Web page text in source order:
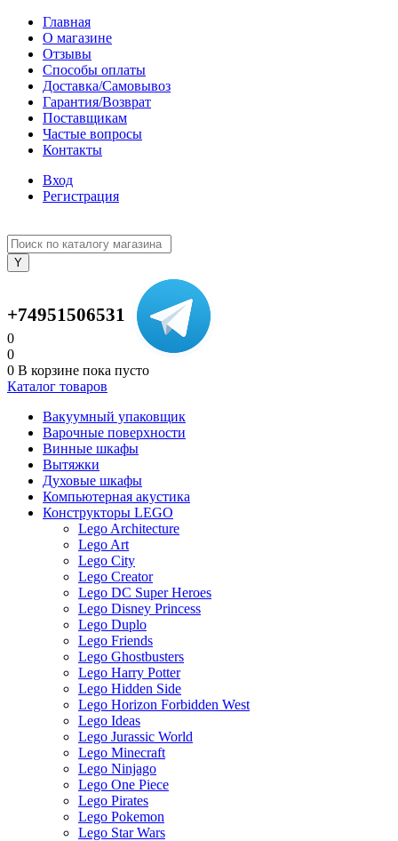
Главная
О магазине
Отзывы
Способы оплаты
Доставка/Самовывоз
Гарантия/Возврат
Поставщикам
Частые вопросы
Контакты
Вход
Регистрация
+74951506531
0
0
0 В корзине пока пусто
Каталог товаров
Вакуумный упаковщик
Варочные поверхности
Винные шкафы
Вытяжки
Духовые шкафы
Компьютерная акустика
Конструкторы LEGO
Lego Architecture
Lego Art
Lego City
Lego Creator
Lego DC Super Heroes
Lego Disney Princess
Lego Duplo
Lego Friends
Lego Ghostbusters
Lego Harry Potter
Lego Hidden Side
Lego Horizon Forbidden West
Lego Ideas
Lego Jurassic World
Lego Minecraft
Lego Ninjago
Lego One Piece
Lego Pirates
Lego Pokemon
Lego Star Wars